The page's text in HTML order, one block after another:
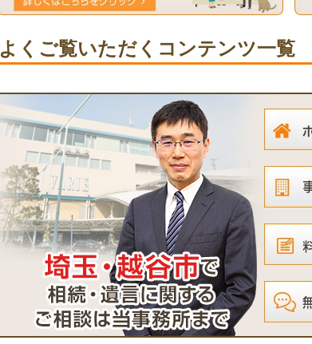
よくご覧いただくコンテンツ一覧